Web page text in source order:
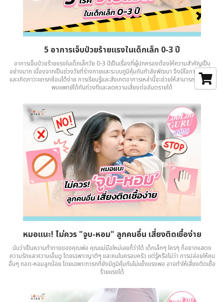
5 อาการเจ็บป่วยร้ายแรงในเด็กเล็ก 0-3 ปี
อาการเจ็บป่วยร้ายแรงในเด็กเล็กวัย 0-3 ปีเป็นเรื่องที่ผู้ปกครองต้องให้ความสำคัญเป็น
อย่างมาก เนื่องจากเป็นช่วงวัยที่ร่างกายและระบบภูมิคุ้มกันกำลังพัฒนา จึงมีโอกาสติดเชื้อ
และเกิดภาวะแทรกซ้อนได้ง่าย การเรียนรู้และสังเกตอาการเหล่านี้จะช่วยให้สามารถพาเด็กไป
พบแพทย์ได้ทันท่วงทีและลดความเสี่ยงต่ออันตรายได้
หมอแนะ! ไม่ควร "จูบ-หอม" ลูกคนอื่น เสี่ยงติดเชื้อง่าย
นับว่าเป็นความท้าทายของคุณพ่อ คุณแม่มือใหม่เลยก็ว่าได้ เด็กเล็กๆ ใครๆ ก็อยากแสดง
ความรักและความเอ็นดู โดยเฉพาะญาติๆ และคนในครอบครัว แต่รู้หรือไม่ว่า การปล่อยให้คน
อื่นๆ กอด-หอมลูกน้อย โดยเฉพาะทารกที่ยังมีภูมิคุ้มกันไม่แข็งแรงพอ อาจทำให้เสี่ยงติดเชื้อ
ร้ายแรงได้